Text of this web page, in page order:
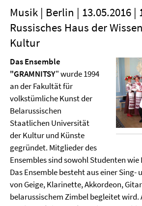
Musik | Berlin | 13.05.2016 |
Russisches Haus der
Kultur
Das Ensemble
"GRAMNITSY" wurde 1994
an der Fakultät für
volkstümliche Kunst der
Belarussischen
Staatlichen Universität
der Kultur und Künste
gegründet. Mitglieder des
Ensembles sind sowohl Studenten
Das Ensemble besteht aus einer Sing-
von Geige, Klarinette, Akkordeon,
belarussischem Zimbel begleitet wird.